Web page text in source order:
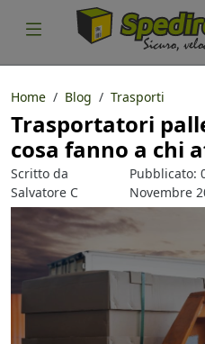
cosa spedire
Pacco
Nazione partenza
Home Blog Trasporti
Trasportatori
cosa fanno a chi
Scritto da
Salvatore C
Parlacino
Pubblicato:
Novembre